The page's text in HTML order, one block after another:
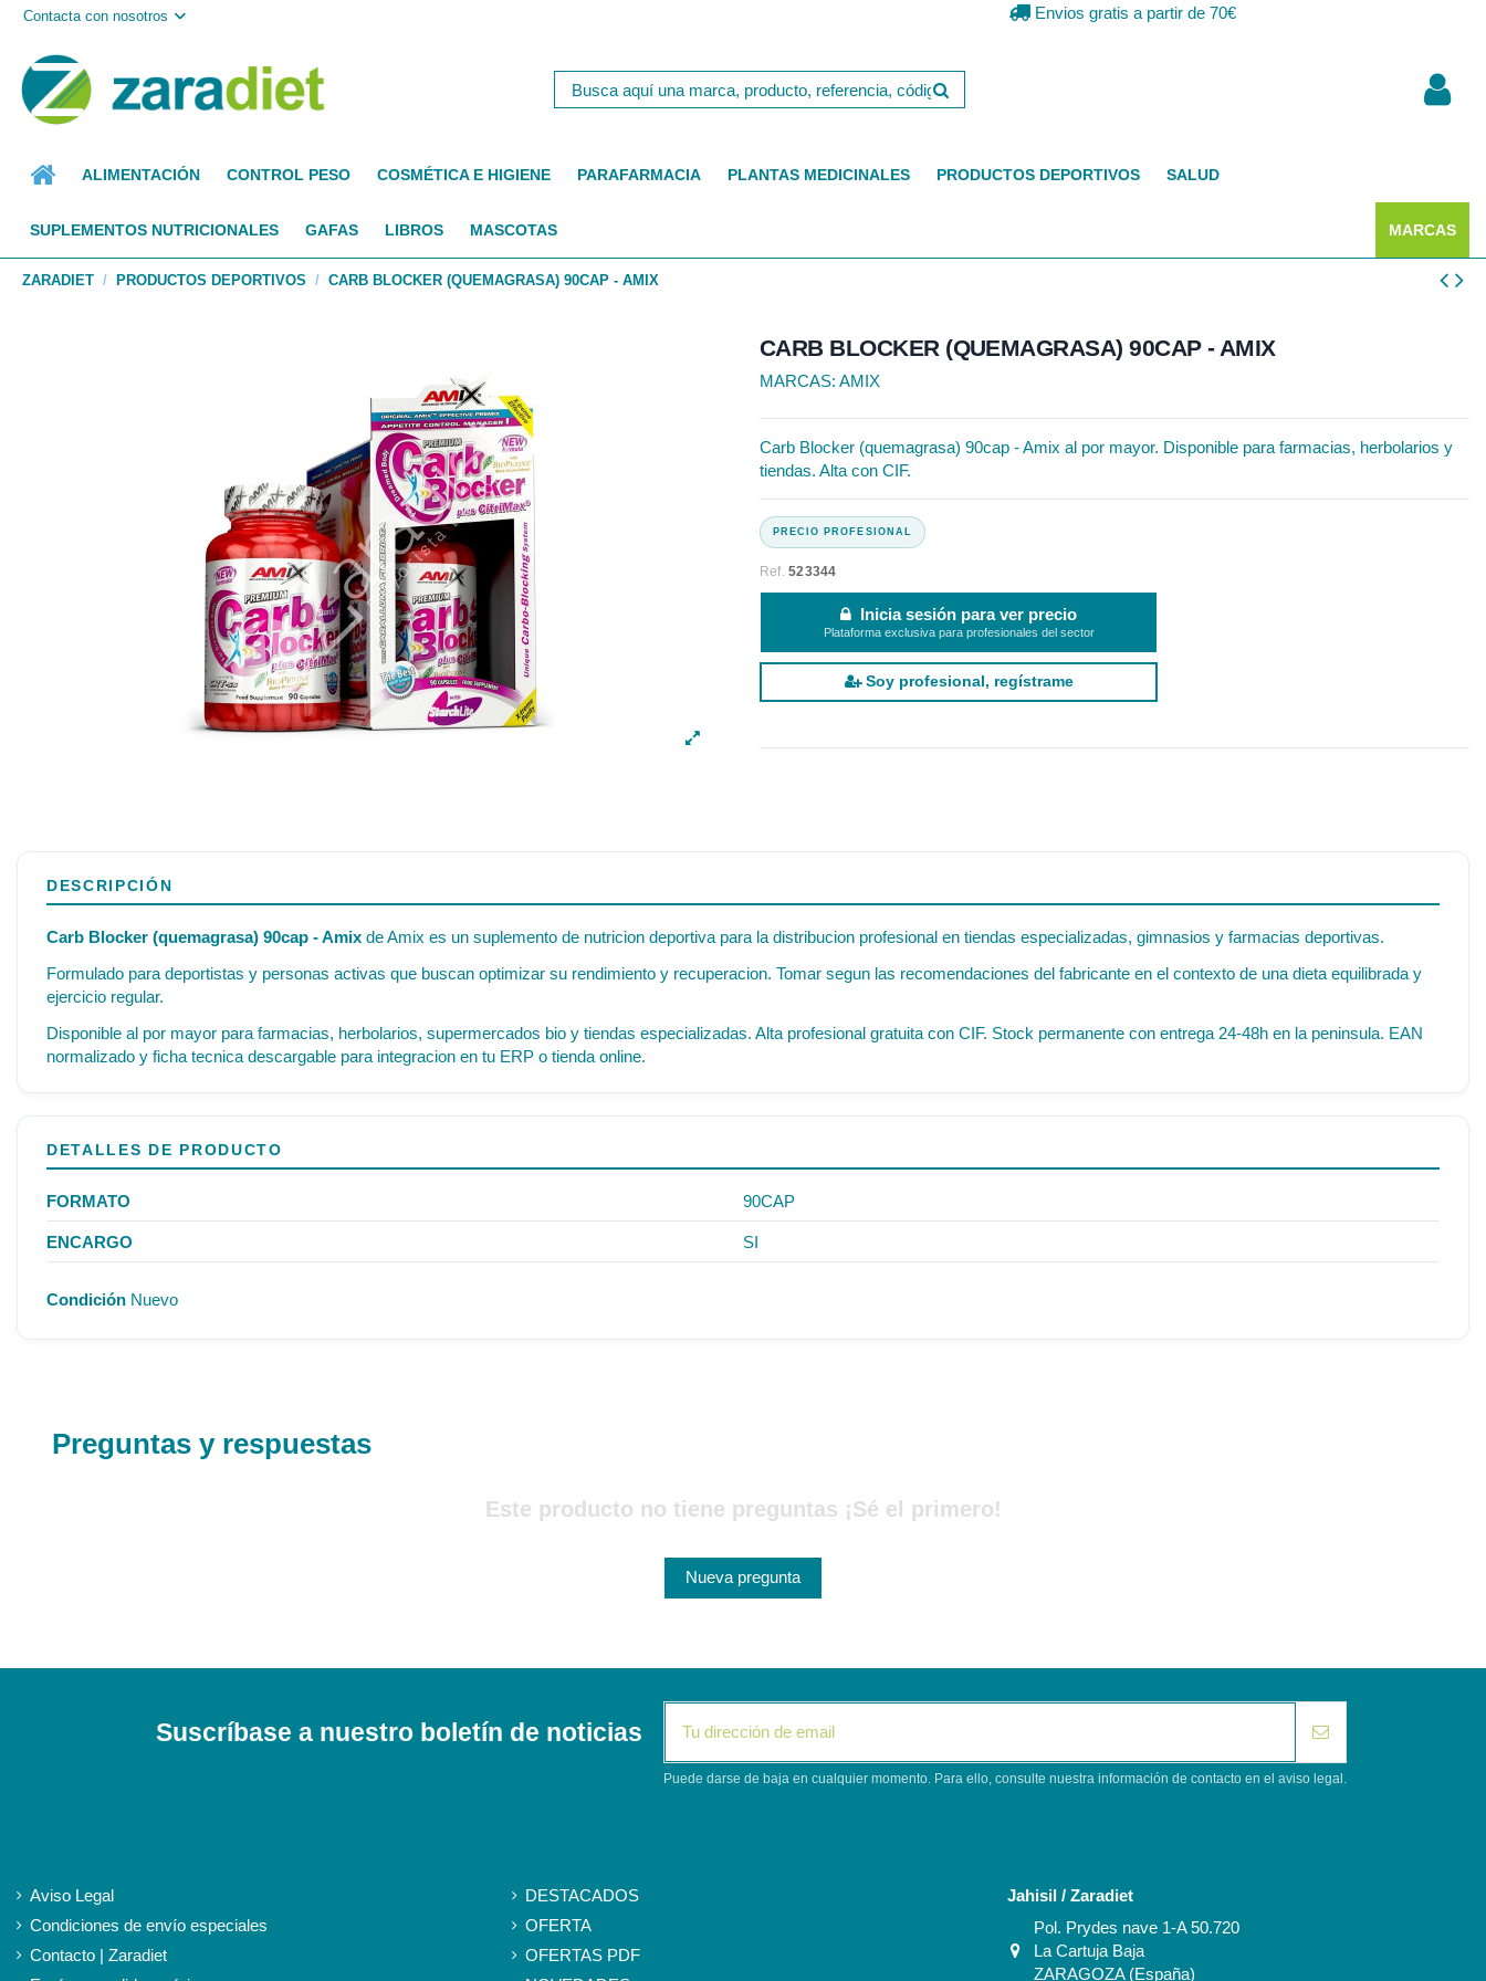
Contacta con nosotros Envios gratis a partir de 70€
ALIMENTACIÓN CONTROL PESO COSMÉTICA E HIGIENE PARAFARMACIA PLANTAS MEDICINALES PRODUCTOS DEPORTIVOS SALUD
SUPLEMENTOS NUTRICIONALES GAFAS LIBROS MASCOTAS MARCAS
ZARADIET PRODUCTOS DEPORTIVOS CARB BLOCKER (QUEMAGRASA) 90CAP - AMIX
CARB BLOCKER (QUEMAGRASA) 90CAP - AMIX
MARCAS: AMIX
Carb Blocker (quemagrasa) 90cap - Amix al por mayor. Disponible para farmacias, herbolarios y
tiendas. Alta con CIF.
Ref.523344
Inicia sesión para ver precio
Plataforma exclusiva para profesionales del sector
Soy profesional, regístrame
DESCRIPCIÓN
Carb Blocker (quemagrasa) 90cap - Amix de Amix es un suplemento de nutricion deportiva para la distribucion profesional en tiendas especializadas, gimnasios y farmacias deportivas.
Formulado para deportistas y personas activas que buscan optimizar su rendimiento y recuperacion. Tomar segun las recomendaciones del fabricante en el contexto de una dieta equilibrada y
ejercicio regular.
Disponible al por mayor para farmacias, herbolarios, supermercados bio y tiendas especializadas. Alta profesional gratuita con CIF. Stock permanente con entrega 24-48h en la peninsula. EAN
normalizado y ficha tecnica descargable para integracion en tu ERP o tienda online.
DETALLES DE PRODUCTO
FORMATO 90CAP
ENCARGO SI
Condición Nuevo
Preguntas y respuestas
Este producto no tiene preguntas ¡Sé el primero!
Nueva pregunta
Suscríbase a nuestro boletín de noticias
Puede darse de baja en cualquier momento. Para ello, consulte nuestra información de contacto en el aviso legal.
Aviso Legal
Condiciones de envío especiales
Contacto | Zaradiet
DESTACADOS
OFERTA
OFERTAS PDF
Jahisil / Zaradiet
Pol. Prydes nave 1-A 50.720
La Cartuja Baja
ZARAGOZA (España)